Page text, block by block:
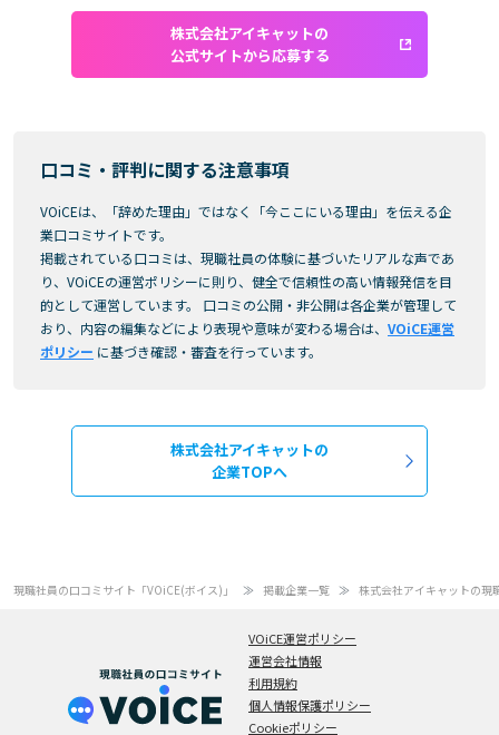
株式会社アイキャットの
公式サイトから応募する
口コミ・評判に関する注意事項
VOiCEは、「辞めた理由」ではなく「今ここにいる理由」を伝える企
業口コミサイトです。
掲載されている口コミは、現職社員の体験に基づいたリアルな声であ
り、VOiCEの運営ポリシーに則り、健全で信頼性の高い情報発信を目
的として運営しています。 口コミの公開・非公開は各企業が管理して
おり、内容の編集などにより表現や意味が変わる場合は、 VOiCE運営
ポリシー に基づき確認・審査を行っています。
株式会社アイキャットの
企業TOPへ
現職社員の口コミサイト「VOiCE(ボイス)」 掲載企業一覧 株式会社アイキャットの現
VOiCE運営ポリシー
運営会社情報
利用規約
個人情報保護ポリシー
Cookieポリシー